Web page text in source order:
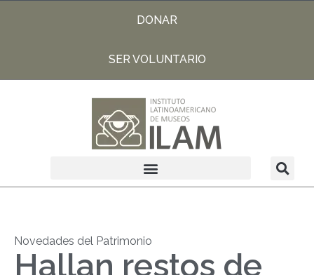
DONAR
SER VOLUNTARIO
Novedades del Patrimonio
Hallan restos de